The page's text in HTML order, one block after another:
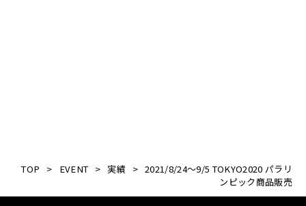
TOP > EVENT > 実績 > 2021/8/24～9/5 TOKYO2020 パラリ
ンピック商品販売